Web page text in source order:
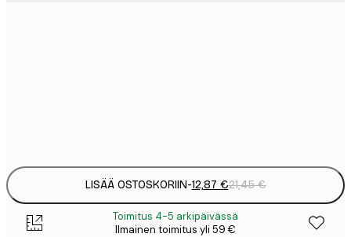
LISÄÄ OSTOSKORIIN-12,87 €21,45 €
Toimitus 4-5 arkipäivässä
Ilmainen toimitus yli 59 €